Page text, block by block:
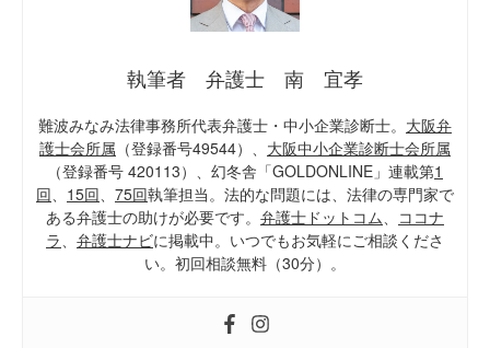
執筆者 弁護士 南 宜孝
難波みなみ法律事務所代表弁護士・中小企業診断士。 大阪弁
護士会所属 （登録番号49544）、 大阪中小企業診断士会所属
（登録番号 420113）、幻冬舎「GOLDONLINE」連載第1
回、 15回、 75回執筆担当。法的な問題には、法律の専門家で
ある弁護士の助けが必要です。 弁護士ドットコム、 ココナ
ラ、 弁護士ナビに掲載中。いつでもお気軽にご相談くださ
い。初回相談無料（30分）。